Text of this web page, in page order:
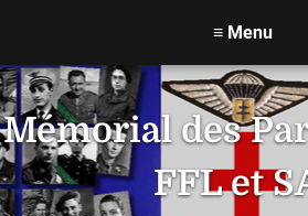
Mémorial des
FFL et
≡ Menu